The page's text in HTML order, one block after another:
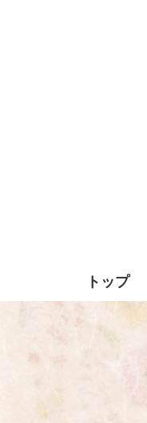
トップ